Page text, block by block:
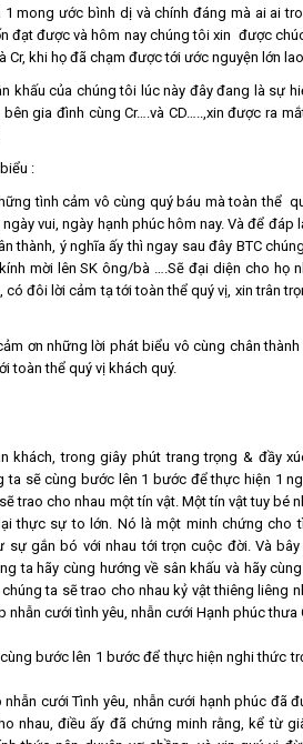
1 mong ước bình dị và chính đáng mà ai ai
đạt được và hôm nay chúng tôi xin được
Cr, khi họ đã chạm được tới ước nguyện lớn
khấu của chúng tôi lúc này đây đang là sự
gia đình cùng Cr….và CD…..,xin được ra
:
tình cảm vô cùng quý báu mà toàn thể
vui, ngày hạnh phúc hôm nay. Và để đáp
thành, ý nghĩa ấy thì ngay sau đây BTC
mời lên SK ông/bà ….Sẽ đại diện cho họ
có đôi lời cảm tạ tới toàn thể quý vị, xin trân
ơn những lời phát biểu vô cùng chân
toàn thể quý vị khách quý.
khách, trong giây phút trang trọng & đầy
ta sẽ cùng bước lên 1 bước để thực hiện 1
trao cho nhau một tín vật. Một tín vật tuy bé
thực sự to lớn. Nó là một minh chứng cho
sự gắn bó với nhau tới trọn cuộc đời. Và
ta hãy cùng hướng về sân khấu và hãy
ta sẽ trao cho nhau kỷ vật thiêng liêng
nhẫn cưới tình yêu, nhẫn cưới Hạnh phúc thưa
cùng bước lên 1 bước để thực hiện nghi thức
nhẫn cưới Tình yêu, nhẫn cưới hạnh phúc đã
nhau, điều ấy đã chứng minh rằng, kể từ